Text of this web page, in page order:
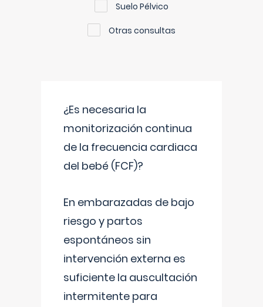
Suelo Pélvico
Otras consultas
¿Es necesaria la
monitorización continua
de la frecuencia cardiaca
del bebé (FCF)?
En embarazadas de bajo
riesgo y partos
espontáneos sin
intervención externa es
suficiente la auscultación
intermitente para